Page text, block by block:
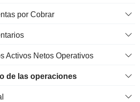
por Cobrar
Activos Netos Operativos
de las operaciones